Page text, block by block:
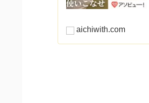
aichiwith.com